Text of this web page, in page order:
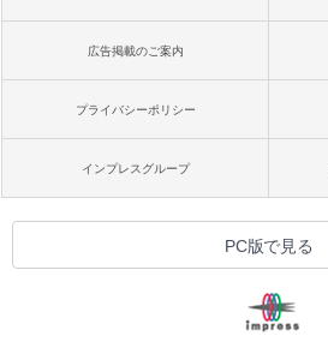
広告掲載のご案内
プライバシーポリシー
インプレスグループ
PC版で見る